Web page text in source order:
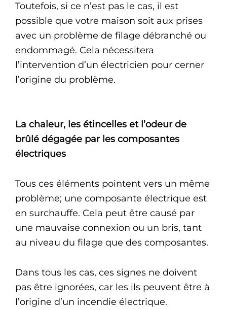
Toutefois, si ce n’est pas le cas, il est
possible que votre maison soit aux prises
avec un problème de filage débranché ou
endommagé. Cela nécessitera
l’intervention d’un électricien pour cerner
l’origine du problème.
La chaleur, les étincelles et l’odeur de
brûlé dégagée par les composantes
électriques
Tous ces éléments pointent vers un même
problème; une composante électrique est
en surchauffe. Cela peut être causé par
une mauvaise connexion ou un bris, tant
au niveau du filage que des composantes.
Dans tous les cas, ces signes ne doivent
pas être ignorées, car les ils peuvent être à
l’origine d’un incendie électrique.